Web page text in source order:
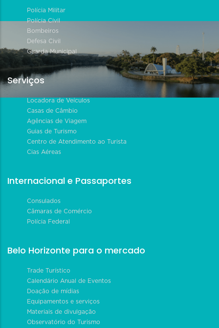
Polícia Militar
Polícia Civil
Bombeiros
Defesa Civil
Guarda Municipal
Serviços
Locadora de Veículos
Casas de Câmbio
Agências de Viagem
Guias de Turismo
Centro de Atendimento ao Turista
Cias Aéreas
Internacional e Passaportes
Consulados
Câmaras de Comércio
Polícia Federal
Belo Horizonte para o mercado
Trade Turístico
Calendário Anual de Eventos
Doação de mídias
Equipamentos e serviços
Materiais de divulgação
Observatório do Turismo